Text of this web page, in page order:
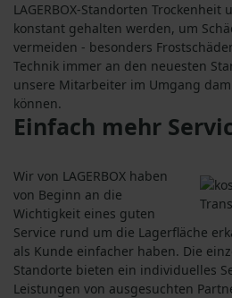
LAGERBOX-Standorten
konstant gehalten werden, um
vermeiden - besonders
Technik immer an den neuesten
unsere Mitarbeiter im Umgang
können.
Einfach mehr
Wir von LAGERBOX haben
von Beginn an die
Wichtigkeit eines guten
Service rund um die Lagerfläche
als Kunde einfacher haben. Die
Standorte bieten ein individuelles
Leistungen von ausgesuchten